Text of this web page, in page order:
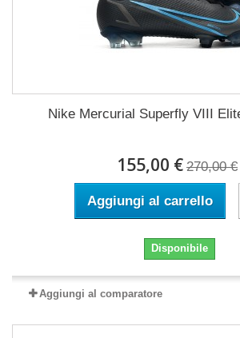
Nike Mercurial Superfly VIII
155,00 € 270,00 €
Aggiungi al carrello
Disponibile
Aggiungi al comparatore